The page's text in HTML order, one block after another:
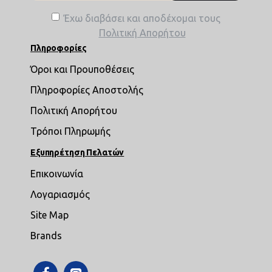
Έχω διαβάσει και αποδέχομαι τους
Πολιτική Απορήτου
Πληροφορίες
Όροι και Προυποθέσεις
Πληροφορίες Αποστολής
Πολιτική Απορήτου
Τρόποι Πληρωμής
Εξυπηρέτηση Πελατών
Επικοινωνία
Λογαριασμός
Site Map
Brands